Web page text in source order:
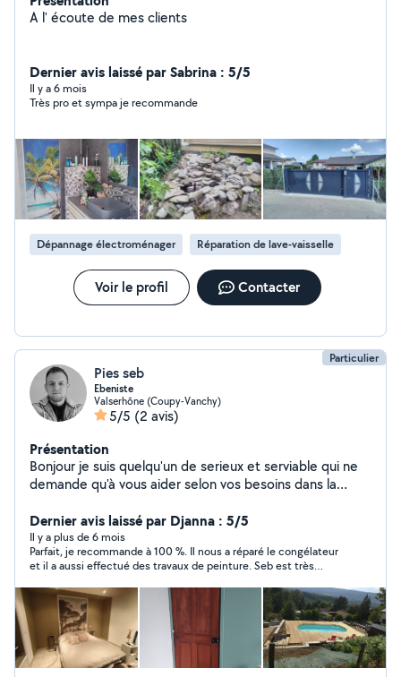
A l' écoute de mes clients
Dernier avis laissé par Sabrina : 5/5
Il y a 6 mois
Très pro et sympa je recommande
Dépannage électroménager Réparation de lave-vaisselle
Voir le profil Contacter
Particulier
Pies seb
Ebeniste
Valserhône (Coupy-Vanchy)
5/5 (2 avis)
Présentation
Bonjour je suis quelqu'un de serieux et serviable qui ne
demande qu'à vous aider selon vos besoins dans la
jardinage, placo enduit, changement robinetterie,
luminaires pose de parquet flottant , conseiller dressage
de chien, ménage ect demandez moi
Dernier avis laissé par Djanna : 5/5
Il y a plus de 6 mois
Parfait, je recommande à 100 %. Il nous a réparé le congélateur
et il a aussi effectué des travaux de peinture. Seb est très